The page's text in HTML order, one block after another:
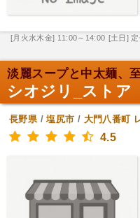
[月火水木金] 11:00～14:00 [土日] 定
淡麗スープと中太麺、
シオジリ_ストア
長野県/塩尻市 / 大門八番町
4.5